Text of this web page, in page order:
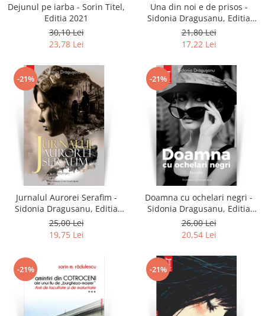
Dejunul pe iarba - Sorin Titel,
Editia 2021
30,10 Lei
23,78 Lei
Una din noi e de prisos -
Sidonia Dragusanu, Editia
2021
21,80 Lei
17,22 Lei
-21%
Jurnalul Aurorei Serafim -
Sidonia Dragusanu, Editia
2020
25,00 Lei
19,75 Lei
-21%
Doamna cu ochelari negri -
Sidonia Dragusanu, Editia
2020
26,00 Lei
20,54 Lei
-21% -21%